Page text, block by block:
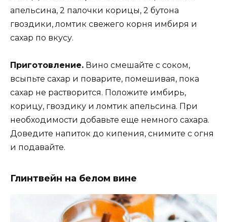
апельсина, 2 палочки корицы, 2 бутона
гвоздики, ломтик свежего корня имбиря и
сахар по вкусу.
Приготовление. Вино смешайте с соком,
всыпьте сахар и поварите, помешивая, пока
сахар не растворится. Положите имбирь,
корицу, гвоздику и ломтик апельсина. При
необходимости добавьте еще немного сахара.
Доведите напиток до кипения, снимите с огня
и подавайте.
Глинтвейн на белом вине